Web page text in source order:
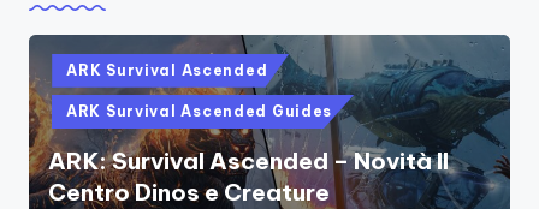
Posted
in
ARK Survival Ascended
ARK Survival Ascended Guides
ARK: Survival Ascended – Novità Il
Centro Dinos e Creature